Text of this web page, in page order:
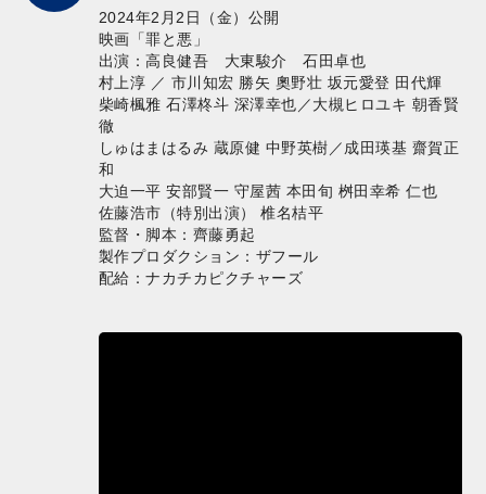
2024年2月2日（金）公開
映画「罪と悪」
出演：高良健吾 大東駿介 石田卓也
村上淳 ／ 市川知宏 勝矢 奧野壮 坂元愛登 田代輝
柴崎楓雅 石澤柊斗 深澤幸也／大槻ヒロユキ 朝香賢
徹
しゅはまはるみ 蔵原健 中野英樹／成田瑛基 齋賀正
和
大迫一平 安部賢一 守屋茜 本田旬 桝田幸希 仁也
佐藤浩市（特別出演） 椎名桔平
監督・脚本：齊藤勇起
製作プロダクション：ザフール
配給：ナカチカピクチャーズ